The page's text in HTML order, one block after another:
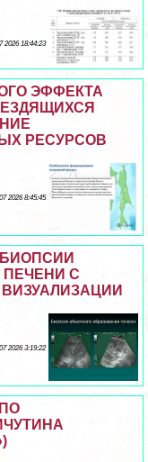
2026 18:44:23
ЭФФЕКТА
РЕСУРСОВ
2026 8:45:45
С
2026 3:19:22